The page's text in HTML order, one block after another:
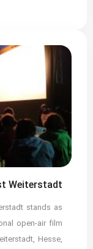
Weiterstadt
stands as
open-air film
Hesse,